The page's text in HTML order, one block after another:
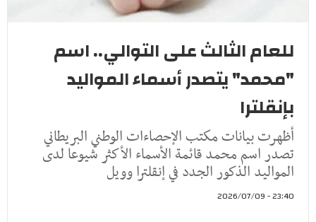
للعام الثالث على التوالي.. اسم
"محمد" يتصدر أسماء المواليد
بإنقلترا
أظهرت بيانات مكتب الإحصاءات الوطني البريطاني
تصدر اسم محمد قائمة الأسماء الأكثر شيوعا لدى
المواليد الذكور الجدد في إنقلترا وويل
23:40 - 2026/07/09